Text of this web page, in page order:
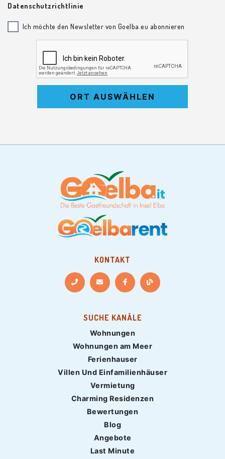
Datenschutzrichtlinie
Ich möchte den Newsletter von Goelba.eu abonnieren
ORT AUSWÄHLEN
KONTAKT
SUCHE KANÄLE
Wohnungen
Wohnungen am Meer
Ferienhauser
Villen Und Einfamilienhäuser
Vermietung
Charming Residenzen
Bewertungen
Blog
Angebote
Last Minute